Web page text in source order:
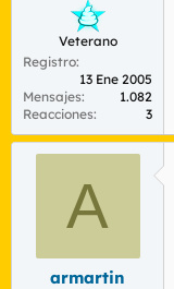
Veterano
Registro
13 Ene 2005
Mensajes
1.082
Reacciones
3
A
armartin